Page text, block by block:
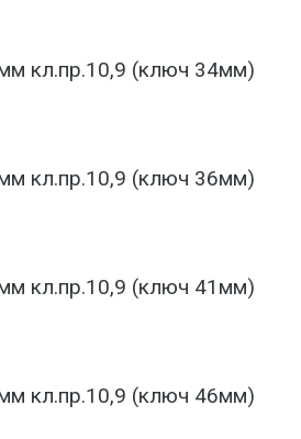
кл.пр.10,9 (ключ 34мм)
кл.пр.10,9 (ключ 36мм)
кл.пр.10,9 (ключ 41мм)
кл.пр.10,9 (ключ 46мм)